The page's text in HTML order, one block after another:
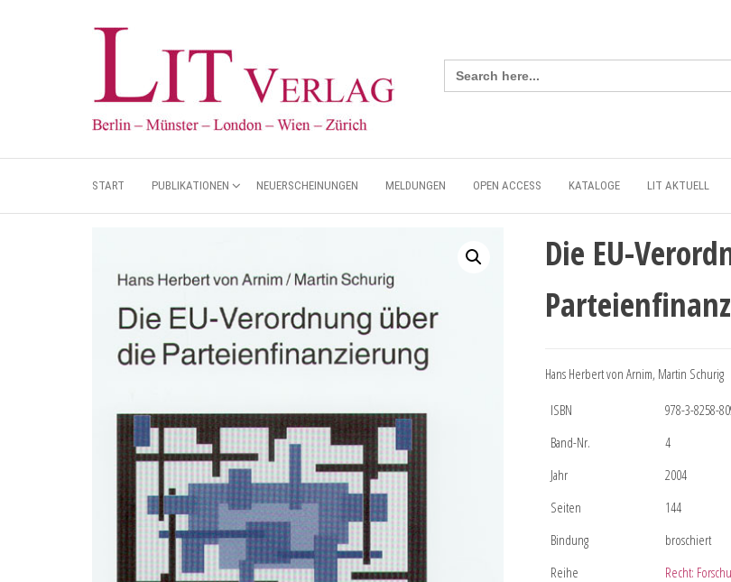
Search
for:
START PUBLIKATIONEN NEUERSCHEINUNGEN MELDUNGEN OPEN ACCESS KATALOGE LIT AKTUELL
Die EU-
Hans Herbert von Arnim, Martin Schurig
ISBN
978-3-8258-
Band-Nr.
4
Jahr
2004
Seiten
144
Bindung
broschiert
Reihe
Recht: